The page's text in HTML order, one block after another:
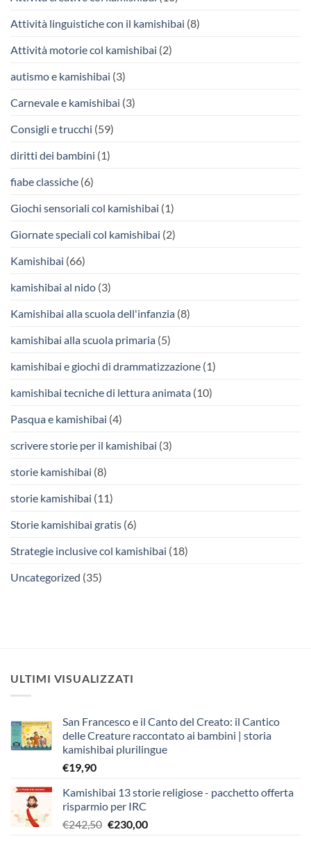
Attività linguistiche con il kamishibai (8)
Attività motorie col kamishibai (2)
autismo e kamishibai (3)
Carnevale e kamishibai (3)
Consigli e trucchi (59)
diritti dei bambini (1)
fiabe classiche (6)
Giochi sensoriali col kamishibai (1)
Giornate speciali col kamishibai (2)
Kamishibai (66)
kamishibai al nido (3)
Kamishibai alla scuola dell'infanzia (8)
kamishibai alla scuola primaria (5)
kamishibai e giochi di drammatizzazione (1)
kamishibai tecniche di lettura animata (10)
Pasqua e kamishibai (4)
scrivere storie per il kamishibai (3)
storie kamishibai (8)
storie kamishibai (11)
Storie kamishibai gratis (6)
Strategie inclusive col kamishibai (18)
Uncategorized (35)
ULTIMI VISUALIZZATI
San Francesco e il Canto del Creato: il Cantico
delle Creature raccontato ai bambini | storia
kamishibai plurilingue
€19,90
Kamishibai 13 storie religiose - pacchetto offerta
risparmio per IRC
€242,50 Il
€230,00Il